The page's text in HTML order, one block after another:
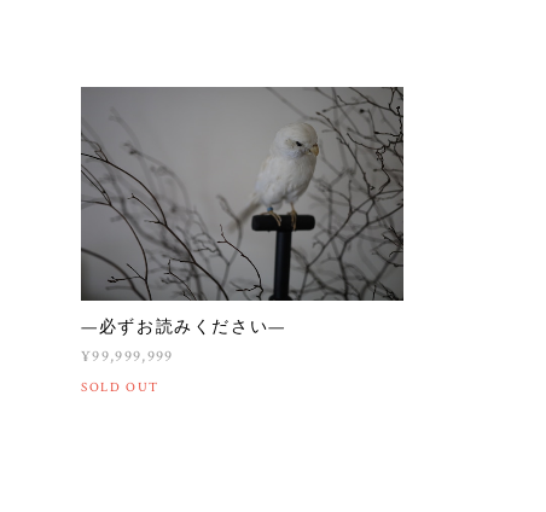
—必ずお読みください—
¥99,999,999
SOLD OUT